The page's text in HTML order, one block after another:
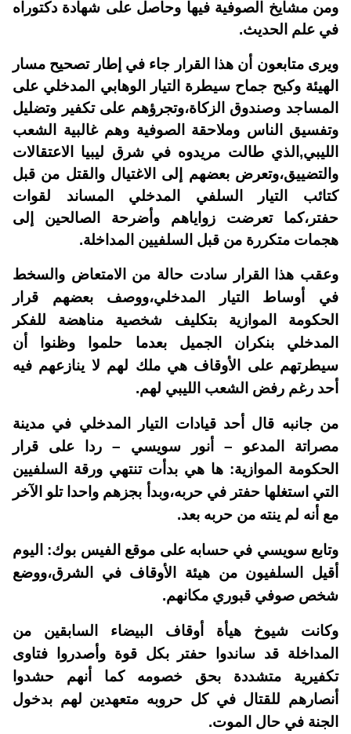
ومن مشايخ الصوفية فيها وحاصل على شهادة دكتوراه
في علم الحديث.
ويرى متابعون أن هذا القرار جاء في إطار تصحيح مسار
الهيئة وكبح جماح سيطرة التيار الوهابي المدخلي على
المساجد وصندوق الزكاة،وتجرؤهم على تكفير وتضليل
وتفسيق الناس وملاحقة الصوفية وهم غالبية الشعب
الليبي, الذي طالت مريدوه في شرق ليبيا الاعتقالات
والتضييق،وتعرض بعضهم إلى الاغتيال والقتل من قبل
كتائب التيار السلفي المدخلي المساند لقوات
حفتر،كما تعرضت زواياهم وأضرحة الصالحين إلى
هجمات متكررة من قبل السلفيين المداخلة.
وعقب هذا القرار سادت حالة من الامتعاض والسخط
في أوساط التيار المدخلي،ووصف بعضهم قرار
الحكومة الموازية بتكليف شخصية مناهضة للفكر
المدخلي بنكران الجميل بعدما حلموا وظنوا أن
سيطرتهم على الأوقاف هي ملك لهم لا ينازعهم فيه
أحد رغم رفض الشعب الليبي لهم.
من جانبه قال أحد قيادات التيار المدخلي في مدينة
مصراتة المدعو – أنور سويسي – ردا على قرار
الحكومة الموازية: ها هي بدأت تنتهي ورقة السلفيين
التي استغلها حفتر في حربه،وبدأ بجزهم واحدا تلو الآخر
مع أنه لم ينته من حربه بعد.
وتابع سويسي في حسابه على موقع الفيس بوك: اليوم
أقيل السلفيون من هيئة الأوقاف في الشرق،ووضع
شخص صوفي قبوري مكانهم.
وكانت شيوخ هيأة أوقاف البيضاء السابقين من
المداخلة قد ساندوا حفتر بكل قوة وأصدروا فتاوى
تكفيرية متشددة بحق خصومه كما أنهم حشدوا
أنصارهم للقتال في كل حروبه متعهدين لهم بدخول
الجنة في حال الموت.